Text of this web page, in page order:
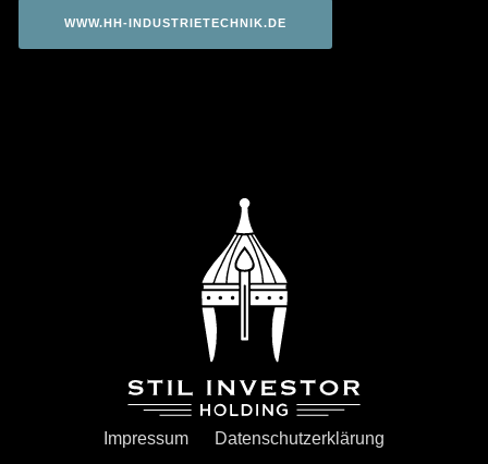
WWW.HH-INDUSTRIETECHNIK.DE
Impressum Datenschutzerklärung